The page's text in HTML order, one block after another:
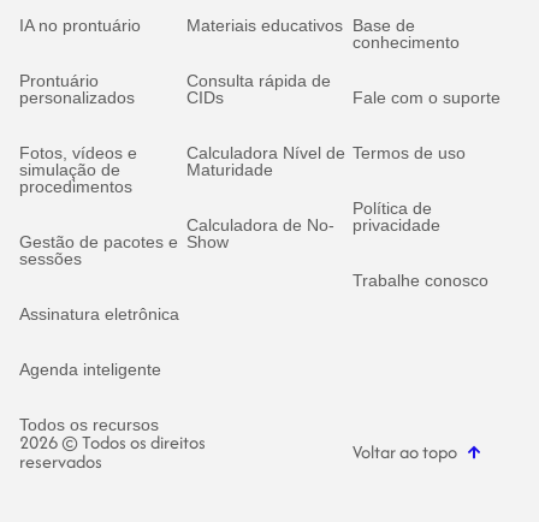
IA no prontuário
Prontuário
personalizados
Fotos, vídeos e
simulação de
procedimentos
Gestão de pacotes e
sessões
Assinatura eletrônica
Agenda inteligente
Todos os recursos
Materiais educativos
Consulta rápida de
CIDs
Calculadora Nível de
Maturidade
Calculadora de No-
Show
Base de
conhecimento
Fale com o suporte
Termos de uso
Política de
privacidade
Trabalhe conosco
2026 © Todos os direitos
reservados Voltar ao topo